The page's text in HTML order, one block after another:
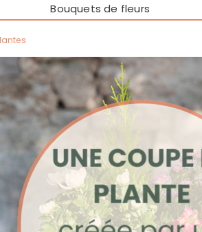
Bouquets de fleurs